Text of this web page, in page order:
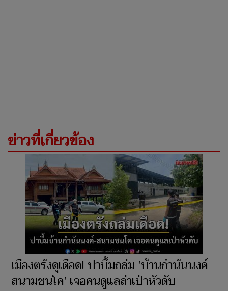
ข่าวที่เกี่ยวข้อง
เมืองตรังดุเดือด! ปาบึ้มถล่ม 'บ้านกำนันนงค์-
สนามชนโค' เจอคนดูแลล่าเป่าหัวดับ